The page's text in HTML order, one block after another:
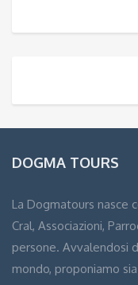
DOGMA TOURS
La Dogmatours nasce
Cral, Associazioni,
persone. Avvalendosi
mondo, proponiamo